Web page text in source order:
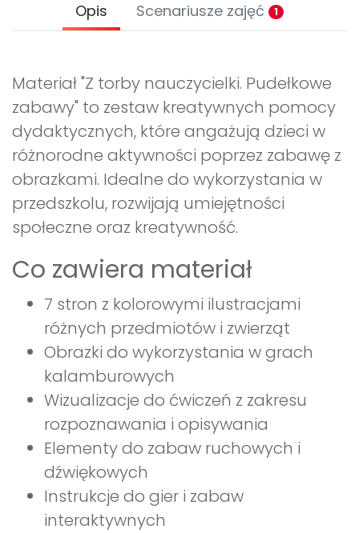
Opis Scenariusze zajęć 1
Materiał "Z torby nauczycielki. Pudełkowe
zabawy" to zestaw kreatywnych pomocy
dydaktycznych, które angażują dzieci w
różnorodne aktywności poprzez zabawę z
obrazkami. Idealne do wykorzystania w
przedszkolu, rozwijają umiejętności
społeczne oraz kreatywność.
Co zawiera materiał
7 stron z kolorowymi ilustracjami
różnych przedmiotów i zwierząt
Obrazki do wykorzystania w grach
kalamburowych
Wizualizacje do ćwiczeń z zakresu
rozpoznawania i opisywania
Elementy do zabaw ruchowych i
dźwiękowych
Instrukcje do gier i zabaw
interaktywnych